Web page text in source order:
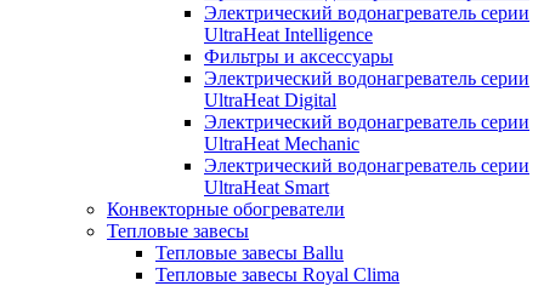
Электрический водонагреватель серии
UltraHeat Intelligence
Фильтры и аксессуары
Электрический водонагреватель серии
UltraHeat Digital
Электрический водонагреватель серии
UltraHeat Mechanic
Электрический водонагреватель серии
UltraHeat Smart
Конвекторные обогреватели
Тепловые завесы
Тепловые завесы Ballu
Тепловые завесы Royal Clima